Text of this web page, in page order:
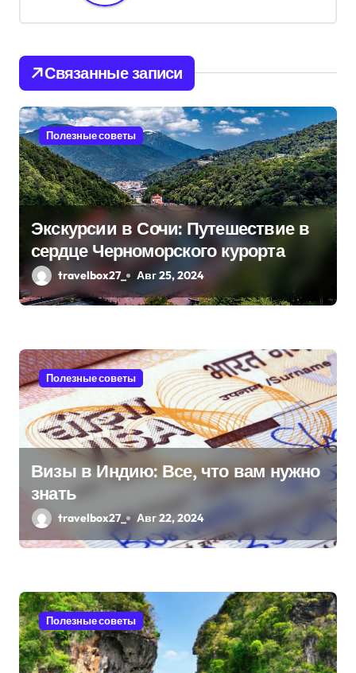
и
я
п
о
з
а
п
и
с
я
м
Связанные записи
Полезные советы
Экскурсии в Сочи: Путешествие в
сердце Черноморского курорта
travelbox27_ Авг 25, 2024
Полезные советы
Визы в Индию: Все, что вам нужно
знать
travelbox27_ Авг 22, 2024
Полезные советы